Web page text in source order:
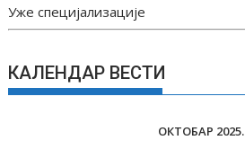
Уже специјализације
КАЛЕНДАР ВЕСТИ
ОКТОБАР 2025.